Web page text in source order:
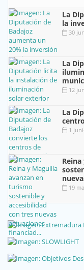
La
la
30
La
12
La
1
19